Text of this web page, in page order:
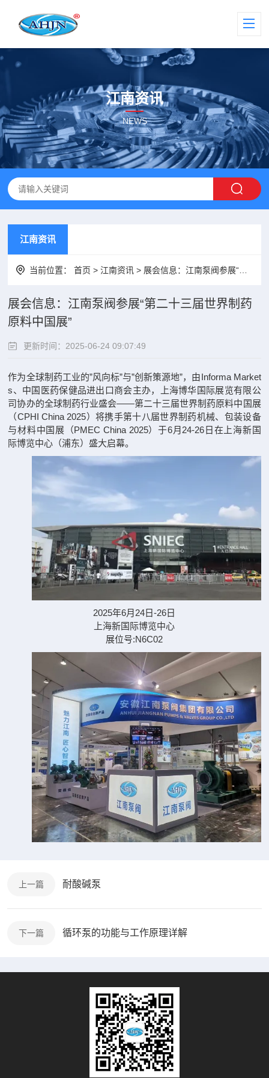
江南资讯
NEWS
江南资讯
当前位置：首页 >江南资讯 > 展会信息：江南泵阀参展“第二十三届世界制药原料中国展”
展会信息：江南泵阀参展“第二十三届世界制药
原料中国展”
更新时间：2025-06-24 09:07:49
作为全球制药工业的”风向标”与”创新策源地”，由Informa Market
s、中国医药保健品进出口商会主办，上海博华国际展览有限公
司协办的全球制药行业盛会——第二十三届世界制药原料中国展
（CPHI China 2025）将携手第十八届世界制药机械、包装设备
与材料中国展（PMEC China 2025）于6月24-26日在上海新国
际博览中心（浦东）盛大启幕。
2025年6月24日-26日
上海新国际博览中心
展位号:N6C02
上一篇 耐酸碱泵
下一篇 循环泵的功能与工作原理详解